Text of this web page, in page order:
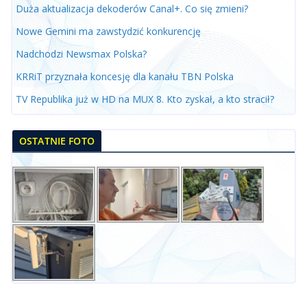
Duża aktualizacja dekoderów Canal+. Co się zmieni?
Nowe Gemini ma zawstydzić konkurencję
Nadchodzi Newsmax Polska?
KRRiT przyznała koncesję dla kanału TBN Polska
TV Republika już w HD na MUX 8. Kto zyskał, a kto stracił?
OSTATNIE FOTO